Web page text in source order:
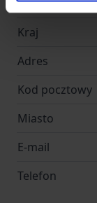
Nazwa
Kraj
Adres
Kod pocztowy
Miasto
E-mail
Telefon